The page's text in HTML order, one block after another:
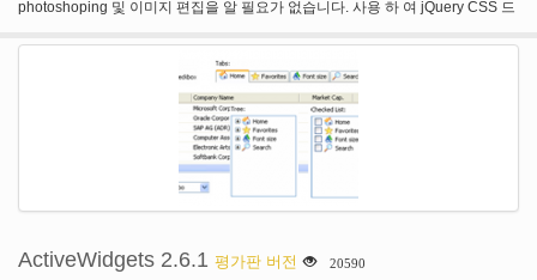
photoshoping 및 이미지 편집을 알 필요가 없습니다. 사용 하 여 jQuery CSS 드
를 작성. 이 jQuery를 css 드롭다운 메뉴 작동 합니다 심지어 자바 또한 꺼져.
ActiveWidgets 2.6.1 평가판 버전 20590